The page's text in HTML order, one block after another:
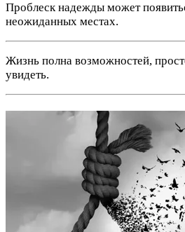
Проблеск надежды может
неожиданных местах.
Жизнь полна возможностей,
увидеть.